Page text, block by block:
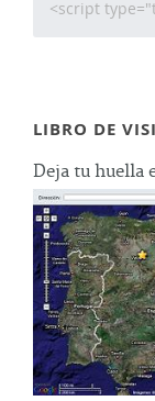
LIBRO DE
Deja tu huella